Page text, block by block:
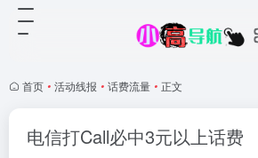
首页 • 活动线报 • 话费流量 • 正文
电信打Call必中3元以上话费